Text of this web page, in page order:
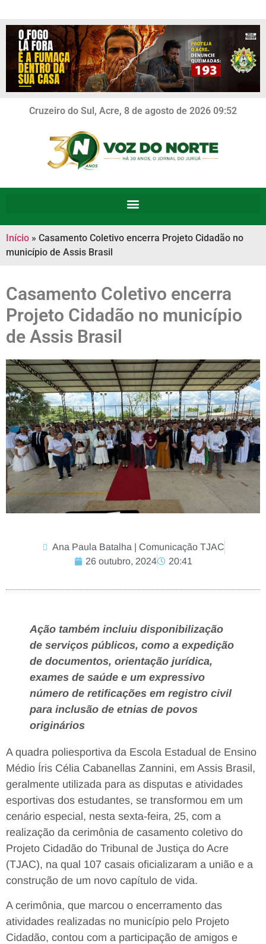
Cruzeiro do Sul, Acre, 8 de agosto de 2026 09:52
Início » Casamento Coletivo encerra Projeto Cidadão no
município de Assis Brasil
Casamento Coletivo encerra
Projeto Cidadão no município
de Assis Brasil
Ana Paula Batalha | Comunicação TJAC
26 outubro, 2024
20:41
Ação também incluiu disponibilização
de serviços públicos, como a expedição
de documentos, orientação jurídica,
exames de saúde e um expressivo
número de retificações em registro civil
para inclusão de etnias de povos
originários
A quadra poliesportiva da Escola Estadual de Ensino
Médio Íris Célia Cabanellas Zannini, em Assis Brasil,
geralmente utilizada para as disputas e atividades
esportivas dos estudantes, se transformou em um
cenário especial, nesta sexta-feira, 25, com a
realização da cerimônia de casamento coletivo do
Projeto Cidadão do Tribunal de Justiça do Acre
(TJAC), na qual 107 casais oficializaram a união e a
construção de um novo capítulo de vida.
A cerimônia, que marcou o encerramento das
atividades realizadas no município pelo Projeto
Cidadão, contou com a participação de amigos e